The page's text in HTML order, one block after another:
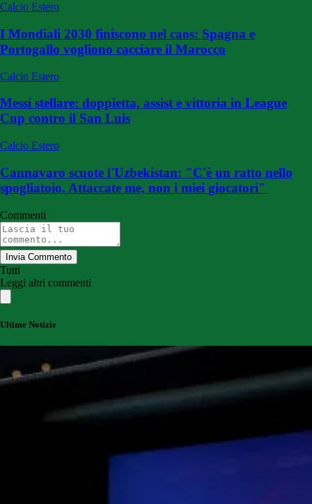
Calcio Estero
I Mondiali 2030 finiscono nel caos: Spagna e
Portogallo vogliono cacciare il Marocco
Calcio Estero
Messi stellare: doppietta, assist e vittoria in League
Cup contro il San Luis
Calcio Estero
Cannavaro scuote l'Uzbekistan: "C'è un ratto nello
spogliatoio. Attaccate me, non i miei giocatori"
Commenti
Invia Commento
Tutti
Leggi altri commenti
Ultime Notizie